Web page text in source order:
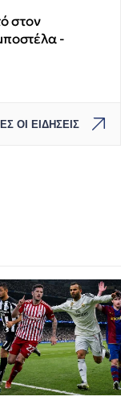
στον
-
ΟΙ ΕΙΔΗΣΕΙΣ